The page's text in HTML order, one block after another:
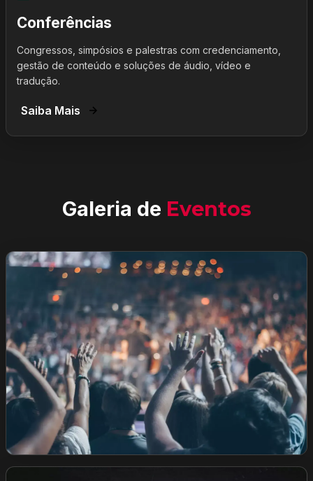
Conferências
Congressos, simpósios e palestras com credenciamento,
gestão de conteúdo e soluções de áudio, vídeo e
tradução.
Saiba Mais
Galeria de Eventos